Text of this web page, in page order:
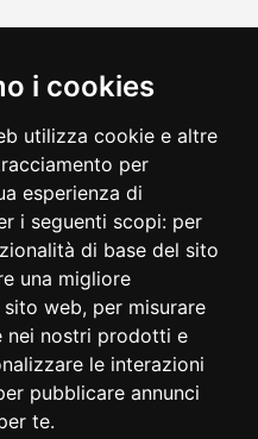
i cookies
utilizza cookie e altre
per
esperienza di
i seguenti scopi: per
di base del sito
una migliore
sito web, per misurare
nei nostri prodotti e
le interazioni
pubblicare annunci
te.